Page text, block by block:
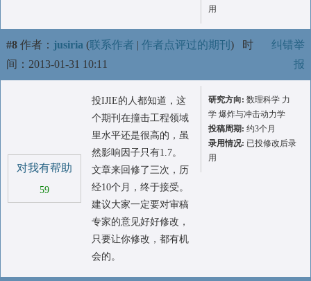
用
#8 作者： jusiria (联系作者 | 作者点评过的期刊 ) 时
间：2013-01-31 10:11
纠错举
报
对我有帮助
59
投IJIE的人都知道，这
个期刊在撞击工程领域
里水平还是很高的，虽
然影响因子只有1.7。
文章来回修了三次，历
经10个月，终于接受。
建议大家一定要对审稿
专家的意见好好修改，
只要让你修改，都有机
会的。
研究方向: 数理科学 力
学 爆炸与冲击动力学
投稿周期: 约3个月
录用情况: 已投修改后录
用